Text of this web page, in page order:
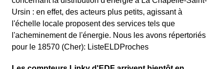
Ursin : en effet, des acteurs plus petits, agissant à
l'échelle locale proposent des services tels que
l'acheminement de l'énergie. Nous les avons répertoriés
pour le 18570 (Cher): ListeELDProches